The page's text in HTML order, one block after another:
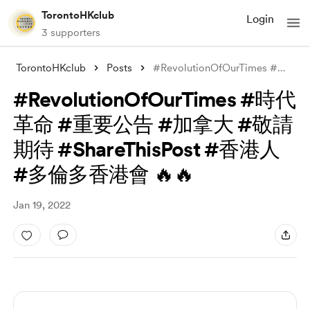
TorontoHKclub
3 supporters
Login
TorontoHKclub Posts #RevolutionOfOurTimes #時代革命 #重要公告 #加拿大 #
#RevolutionOfOurTimes #時代
革命 #重要公告 #加拿大 #敬請
期待 #ShareThisPost #香港人
#多倫多香港會 🔥🔥
Jan 19, 2022